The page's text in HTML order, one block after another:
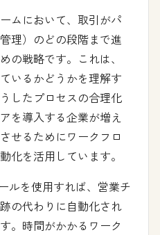
ムにおいて、取引がパ
理）のどの段階まで進
の戦略です。これは、
いるかどうかを理解す
したプロセスの合理化
を導入する企業が増え
せるためにワークフロ
化を活用しています。
ルを使用すれば、営業チ
の代わりに自動化され
。時間がかかるワーク